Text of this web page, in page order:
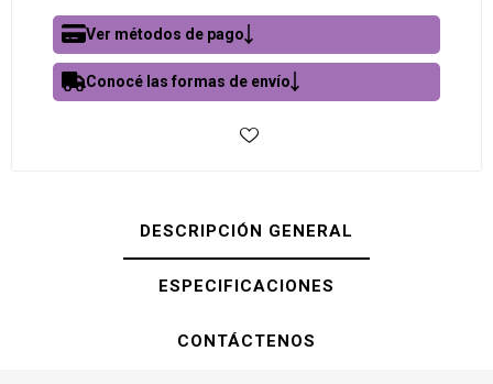
Ver métodos de pago
Conocé las formas de envío
DESCRIPCIÓN GENERAL
ESPECIFICACIONES
CONTÁCTENOS